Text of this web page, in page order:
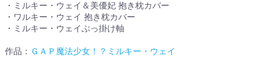
・ミルキー・ウェイ＆美優妃 抱き枕カバー
・ワルキー・ウェイ 抱き枕カバー
・ミルキー・ウェイぶっ掛け軸
作品： ＧＡＰ魔法少女！？ミルキー・ウェイ